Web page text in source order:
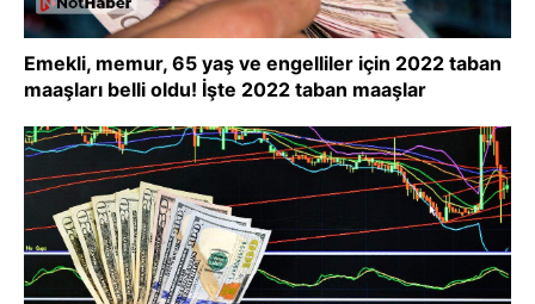
Emekli, memur, 65 yaş ve engelliler için 2022 taban
maaşları belli oldu! İşte 2022 taban maaşlar